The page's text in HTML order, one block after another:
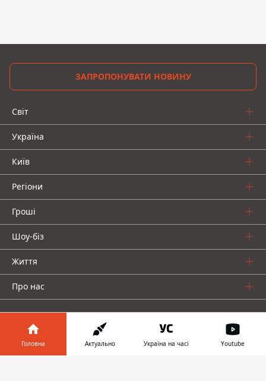
ЗАПРОПОНУВАТИ НОВИНУ
Світ
Україна
Київ
Регіони
Гроші
Шоу-біз
Життя
Про нас
Головна Актуально Україна на часі Youtube